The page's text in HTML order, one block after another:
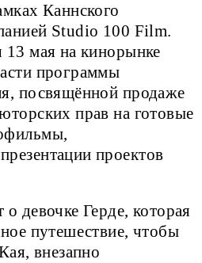
Каннского
Studio 100 Film.
13 мая на кинорынке
программы
посвящённой продаже
прав на готовые
проектов
девочке Герде, которая
путешествие, чтобы
внезапно